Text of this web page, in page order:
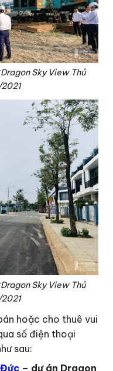
Sky View Thủ
Sky View Thủ
hoặc cho thuê vui
số điện thoại
sau:
– dự án Dragon